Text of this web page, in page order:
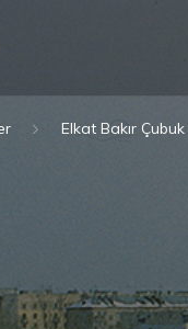
Elkat Bakır